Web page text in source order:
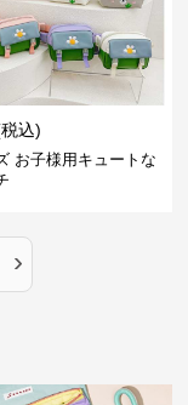
込)
お子様用キュートな
›